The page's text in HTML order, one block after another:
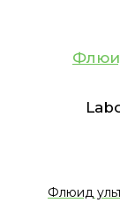
Флюид